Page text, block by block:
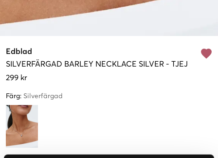
Edblad
SILVERFÄRGAD BARLEY NECKLACE SILVER - TJEJ
299 kr
Färg: Silverfärgad